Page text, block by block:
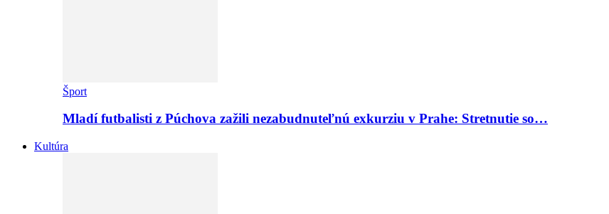
Šport
Mladí futbalisti z Púchova zažili nezabudnuteľnú exkurziu v Prahe: Stretnutie so…
Kultúra